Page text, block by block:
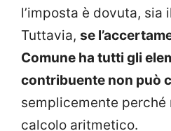
l’imposta è dovuta, sia
Tuttavia, se
Comune ha tutti gli
contribuente non può
semplicemente perché
calcolo aritmetico.